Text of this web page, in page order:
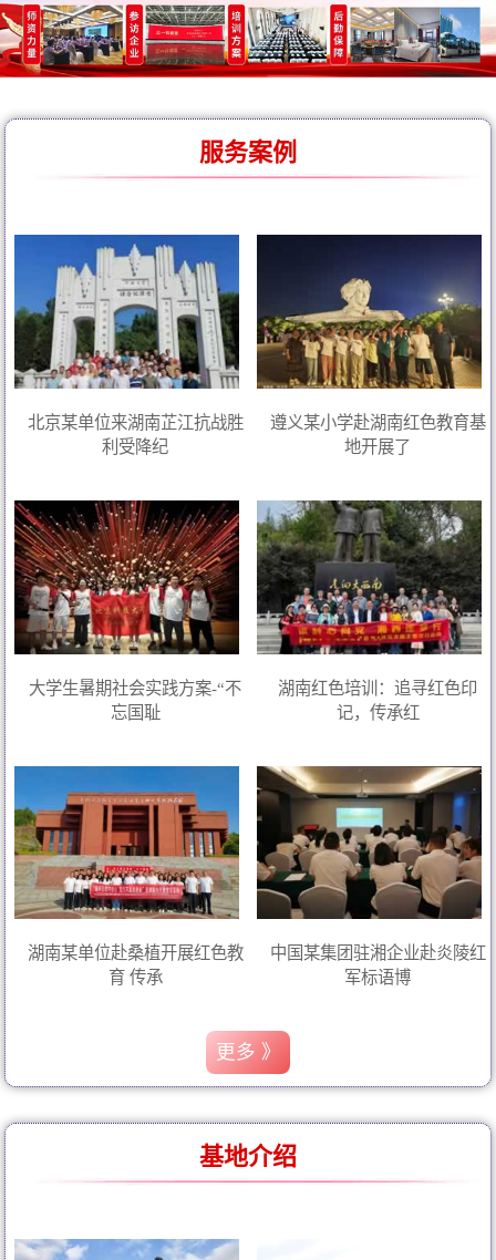
服务案例
北京某单位来湖南芷江抗战胜
利受降纪
遵义某小学赴湖南红色教育基
地开展了
大学生暑期社会实践方案-“不
忘国耻
湖南红色培训：追寻红色印
记，传承红
湖南某单位赴桑植开展红色教
育 传承
中国某集团驻湘企业赴炎陵红
军标语博
更多 》
基地介绍